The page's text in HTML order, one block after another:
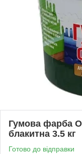
Гумова фарба
блакитна 3.5 кг
Готово до відправки